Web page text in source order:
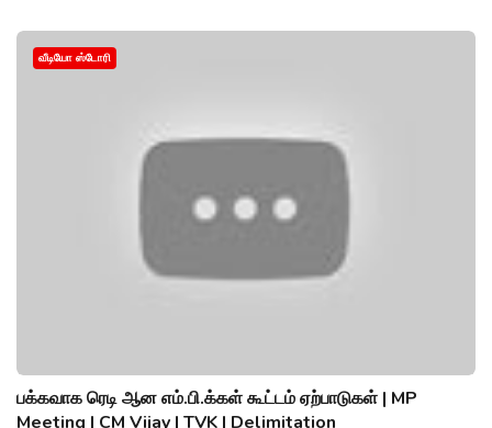
வீடியோ ஸ்டோரி
பக்கவாக ரெடி ஆன எம்.பி.க்கள் கூட்டம் ஏற்பாடுகள் | MP
Meeting | CM Vijay | TVK | Delimitation